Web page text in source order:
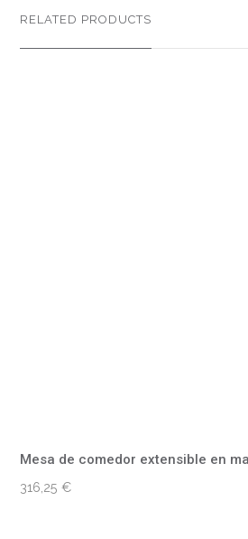
RELATED PRODUCTS
Mesa de comedor extensible en
316,25€